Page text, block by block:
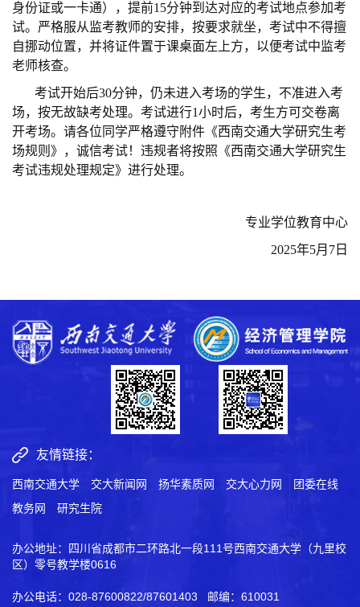
身份证或一卡通），提前15分钟到达对应的考试地点参加考
试。严格服从监考教师的安排，按要求就坐，考试中不得擅
自挪动位置，并将证件置于课桌面左上方，以便考试中监考
老师核查。
考试开始后30分钟，仍未进入考场的学生，不准进入考
场，按无故缺考处理。考试进行1小时后，考生方可交卷离
开考场。请各位同学严格遵守附件《西南交通大学研究生考
场规则》，诚信考试！违规者将按照《西南交通大学研究生
考试违规处理规定》进行处理。
专业学位教育中心
2025年5月7日
友情链接：
西南交通大学 交大新闻网 扬华素质网 交大心力网
团委在线
教务网
研究生院
办公地址：四川省成都市二环路北一段111号西南交通大学（九里校
区）零号教学楼0616
办公电话：028-87600822/87601403 邮编：610031